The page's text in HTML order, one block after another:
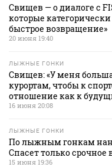
Свищев — о диалоге с
которые
быстрое возвращение»
20 июня 19:40
ЛЫЖНЫЕ ГОНКИ
Свищев: «У меня
курортам, чтобы к
отношение как к
16 июня 20:08
ЛЫЖНЫЕ ГОНКИ
По лыжным гонкам
Спасет только
15 июня 19:36